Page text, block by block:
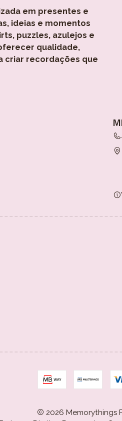
em presentes e
ideias e momentos
puzzles, azulejos e
qualidade,
criar recordações que
2026 Memorythings